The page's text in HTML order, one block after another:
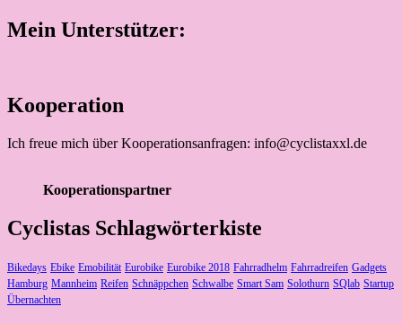
Mein Unterstützer:
Kooperation
Ich freue mich über Kooperationsanfragen: info@cyclistaxxl.de
Kooperationspartner
Cyclistas Schlagwörterkiste
Bikedays Ebike Emobilität Eurobike Eurobike 2018 Fahrradhelm Fahrradreifen Gadgets
Hamburg Mannheim Reifen Schnäppchen Schwalbe Smart Sam Solothurn SQlab Startup
Übernachten